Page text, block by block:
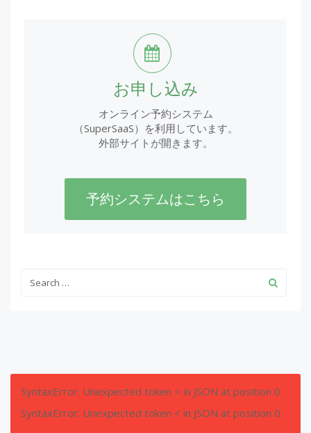
お申し込み
オンライン予約システム
（SuperSaaS）を利用しています。
外部サイトが開きます。
予約システムはこちら
SyntaxError: Unexpected token < in JSON at position 0
SyntaxError: Unexpected token < in JSON at position 0